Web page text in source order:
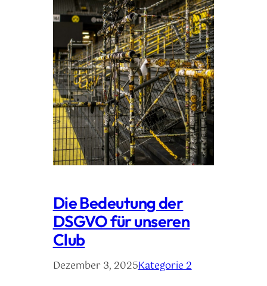
Die Bedeutung der
DSGVO für unseren
Club
Dezember 3, 2025Kategorie 2